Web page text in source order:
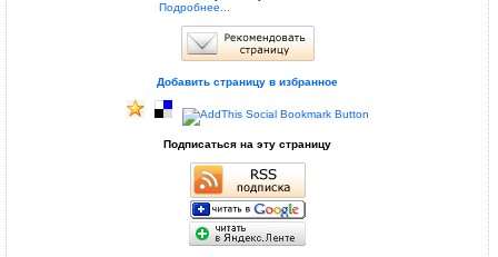
Подробнее...
Добавить страницу в избранное
Подписаться на эту страницу